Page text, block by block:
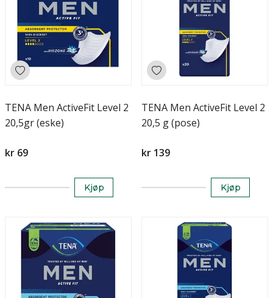
TENA Men ActiveFit Level 2
20,5gr (eske)
kr 69
Kjøp
TENA Men ActiveFit Level 2
20,5 g (pose)
kr 139
Kjøp